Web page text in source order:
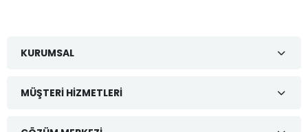
KURUMSAL
MÜŞTERI HIZMETLERI